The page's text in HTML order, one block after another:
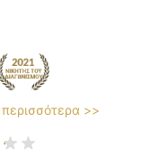
περισσότερα >>